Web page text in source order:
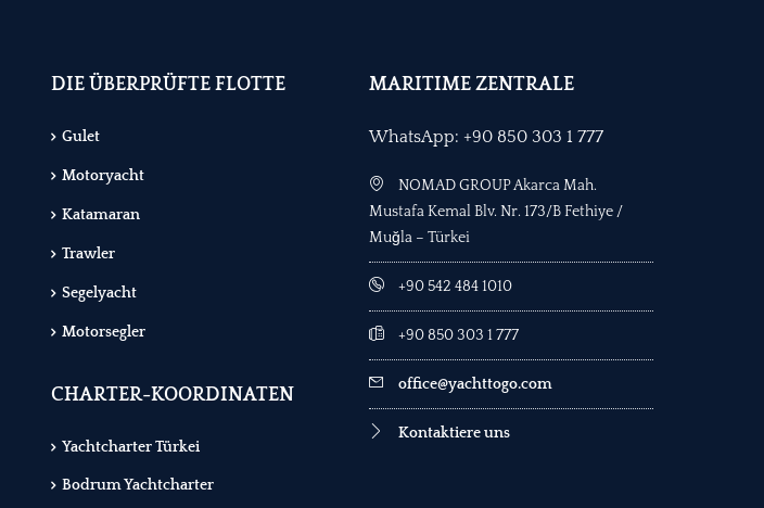
DIE ÜBERPRÜFTE FLOTTE
Gulet
Motoryacht
Katamaran
Trawler
Segelyacht
Motorsegler
CHARTER-KOORDINATEN
Yachtcharter Türkei
Bodrum Yachtcharter
MARITIME ZENTRALE
WhatsApp: +90 850 303 1 777
NOMAD GROUP Akarca Mah.
Mustafa Kemal Blv. Nr. 173/B Fethiye /
Muğla – Türkei
+90 542 484 1010
+90 850 303 1 777
office@yachttogo.com
Kontaktiere uns